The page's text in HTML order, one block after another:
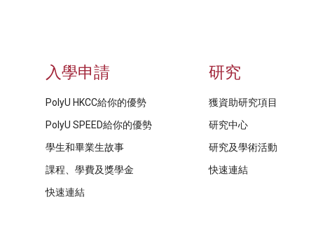
入學申請
PolyU HKCC給你的優勢
PolyU SPEED給你的優勢
學生和畢業生故事
課程、學費及獎學金
快速連結
研究
獲資助研究項目
研究中心
研究及學術活動
快速連結